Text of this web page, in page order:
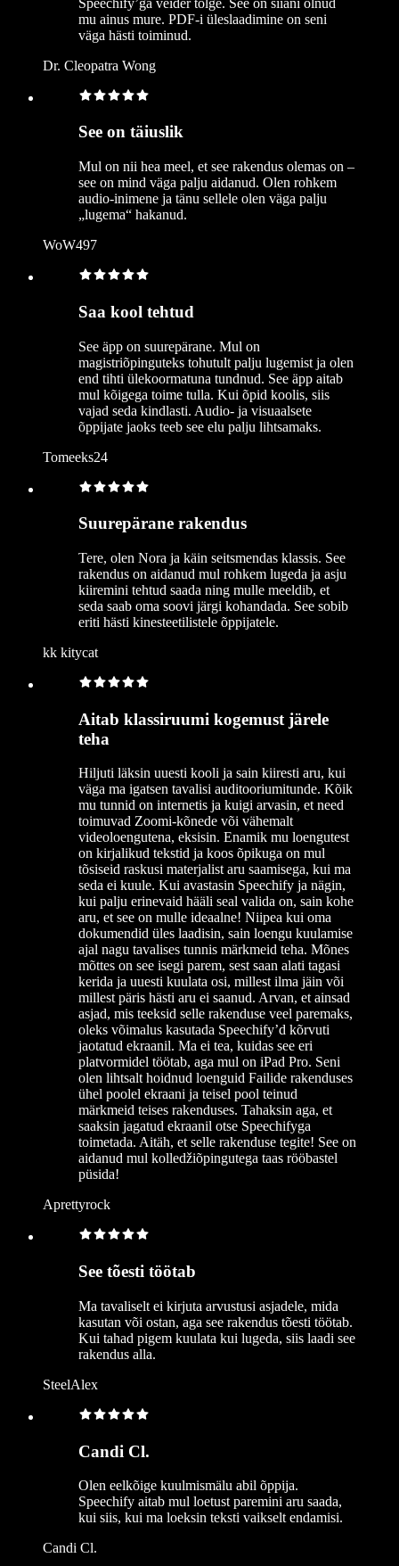
mu ainus mure. PDF-i üleslaadimine on seni
väga hästi toiminud.
Dr. Cleopatra Wong
See on täiuslik
Mul on nii hea meel, et see rakendus olemas on –
see on mind väga palju aidanud. Olen rohkem
audio-inimene ja tänu sellele olen väga palju
„lugema“ hakanud.
WoW497
Saa kool tehtud
See äpp on suurepärane. Mul on
magistriõpinguteks tohutult palju lugemist ja olen
end tihti ülekoormatuna tundnud. See äpp aitab
mul kõigega toime tulla. Kui õpid koolis, siis
vajad seda kindlasti. Audio- ja visuaalsete
õppijate jaoks teeb see elu palju lihtsamaks.
Tomeeks24
Suurepärane rakendus
Tere, olen Nora ja käin seitsmendas klassis. See
rakendus on aidanud mul rohkem lugeda ja asju
kiiremini tehtud saada ning mulle meeldib, et
seda saab oma soovi järgi kohandada. See sobib
eriti hästi kinesteetilistele õppijatele.
kk kitycat
Aitab klassiruumi kogemust järele
teha
Hiljuti läksin uuesti kooli ja sain kiiresti aru, kui
väga ma igatsen tavalisi auditooriumitunde. Kõik
mu tunnid on internetis ja kuigi arvasin, et need
toimuvad Zoomi-kõnede või vähemalt
videoloengutena, eksisin. Enamik mu loengutest
on kirjalikud tekstid ja koos õpikuga on mul
tõsiseid raskusi materjalist aru saamisega, kui ma
seda ei kuule. Kui avastasin Speechify ja nägin,
kui palju erinevaid hääli seal valida on, sain kohe
aru, et see on mulle ideaalne! Niipea kui oma
dokumendid üles laadisin, sain loengu kuulamise
ajal nagu tavalises tunnis märkmeid teha. Mõnes
mõttes on see isegi parem, sest saan alati tagasi
kerida ja uuesti kuulata osi, millest ilma jäin või
millest päris hästi aru ei saanud. Arvan, et ainsad
asjad, mis teeksid selle rakenduse veel paremaks,
oleks võimalus kasutada Speechify’d kõrvuti
jaotatud ekraanil. Ma ei tea, kuidas see eri
platvormidel töötab, aga mul on iPad Pro. Seni
olen lihtsalt hoidnud loenguid Failide rakenduses
ühel poolel ekraani ja teisel pool teinud
märkmeid teises rakenduses. Tahaksin aga, et
saaksin jagatud ekraanil otse Speechifyga
toimetada. Aitäh, et selle rakenduse tegite! See on
aidanud mul kolledžiõpingutega taas rööbastel
püsida!
Aprettyrock
See tõesti töötab
Ma tavaliselt ei kirjuta arvustusi asjadele, mida
kasutan või ostan, aga see rakendus tõesti töötab.
Kui tahad pigem kuulata kui lugeda, siis laadi see
rakendus alla.
SteelAlex
Candi Cl.
Olen eelkõige kuulmismälu abil õppija.
Speechify aitab mul loetust paremini aru saada,
kui siis, kui ma loeksin teksti vaikselt endamisi.
Candi Cl.